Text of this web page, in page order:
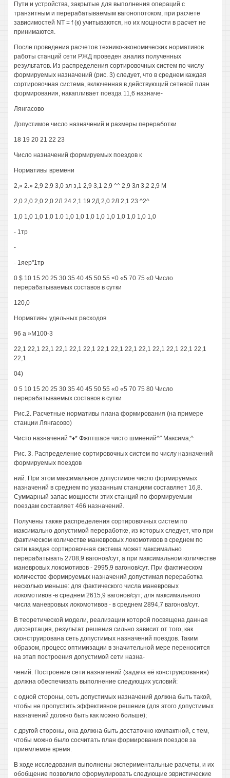
Пути и устройства, закрытые для выполнения операций с
транзитным и перерабатываемым вагонопотоком, при расчете
зависимостей NT = f (к) учитываются, но их мощности в расчет не
принимаются.
После проведения расчетов технико-экономических нормативов
работы станций сети РЖД проведен анализ полученных
результатов. Из распределения сортировочных систем по числу
формируемых назначений (рис. 3) следует, что в среднем каждая
сортировочная система, включенная в действующий сетевой план
формирования, накапливает поезда 11,6 назначе-
Лянгасово
Допустимое число назначений и размеры переработки
18 19 20 21 22 23
Число назначений формируемых поездов к
Нормативы времени
2,» 2.» 2,9 2,9 3,0 зл з,1 2,9 3,1 2,9 ^^ 2,9 3л 3,2 2,9 М
2,0 2,0 2,0 2,0 2Л 24 2,1 19 2Д 2,0 2Л 2,1 23 ^2^
1,0 1,0 1,0 1,0 1.0 1,0 1,0 1,0 1,0 1,0 1,0 1,0 1,0 1,0
- 1тр
-
- 1яер"1тр
0 $ 10 15 20 25 30 35 40 45 50 55 <0 «5 70 75 «0 Число
перерабатываемых составов в сутки
120,0
Нормативы удельных расходов
96 а »М100-3
22,1 22,1 22,1 22,1 22,1 22,1 22,1 22,1 22,1 22,1 22,1 22,1 22,1 22,1
22,1
04)
0 5 10 15 20 25 30 35 40 45 50 55 «0 «5 70 75 80 Число
перерабатываемых составов в сутки
Рис.2. Расчетные нормативы плана формирования (на примере
станции Лянгасово)
Чисто назначений *♦* Фжптшасе чисто шмнений^" Максима;^
Рис. 3. Распределение сортировочных систем по числу назначений
формируемых поездов
ний. При этом максимальное допустимое число формируемых
назначений в среднем по указанным станциям составляет 16,8.
Суммарный запас мощности этих станций по формируемым
поездам составляет 466 назначений.
Получены также распределения сортировочных систем по
максимально допустимой переработке, из которых следует, что при
фактическом количестве маневровых локомотивов в среднем по
сети каждая сортировочная система может максимально
перерабатывать 2708,9 вагонов/сут, а при максимальном количестве
маневровых локомотивов - 2995,9 вагонов/сут. При фактическом
количестве формируемых назначений допустимая переработка
несколько меньше: для фактического числа маневровых
локомотивов -в среднем 2615,9 вагонов/сут; для максимального
числа маневровых локомотивов - в среднем 2894,7 вагонов/сут.
В теоретической модели, реализации которой посвящена данная
диссертация, результат решения сильно зависит от того, как
сконструирована сеть допустимых назначений поездов. Таким
образом, процесс оптимизации в значительной мере переносится
на этап построения допустимой сети назна-
чений. Построение сети назначений (задача её конструирования)
должна обеспечивать выполнение следующих условий:
с одной стороны, сеть допустимых назначений должна быть такой,
чтобы не пропустить эффективное решение (для этого допустимых
назначений должно быть как можно больше);
с другой стороны, она должна быть достаточно компактной, с тем,
чтобы можно было сосчитать план формирования поездов за
приемлемое время.
В ходе исследования выполнены экспериментальные расчеты, и их
обобщение позволило сформулировать следующие эвристические